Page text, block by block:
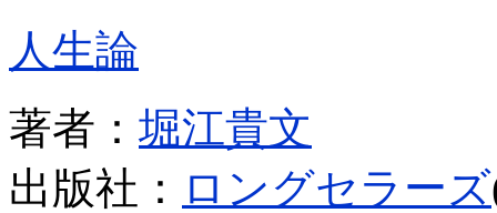
人生論
著者： 堀江貴文
出版社： ロングセラーズ